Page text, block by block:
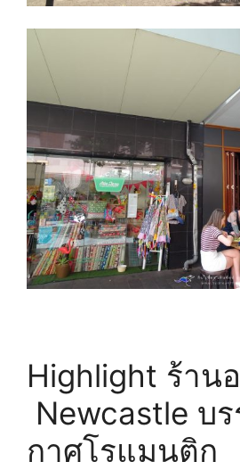
Highlight ร้าน
Newcastle บ
กาศโรแมนติก